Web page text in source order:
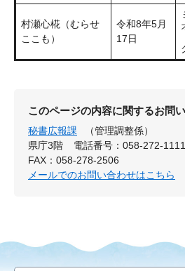
村瀬心椛（むらせ
ここも）
令和8年5月
17日
このページの内容に関するお問
秘書広報課
（管理調整係）
県庁3階
電話番号：058-272-
FAX：058-278-2506
メールでのお問い合わせはこちら